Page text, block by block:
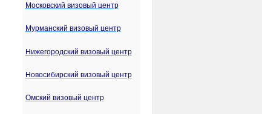
Московский визовый центр
Мурманский визовый центр
Нижегородский визовый центр
Новосибирский визовый центр
Омский визовый центр